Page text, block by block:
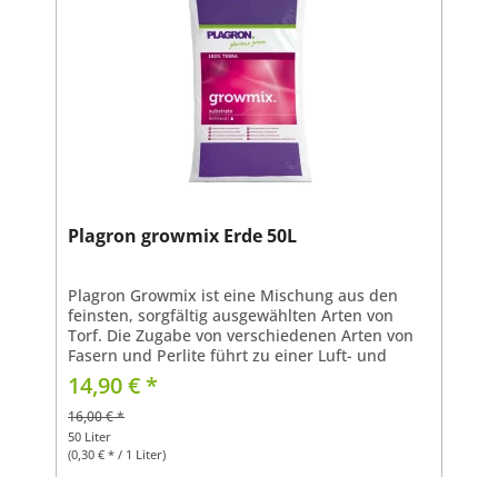
Plagron growmix Erde 50L
Plagron Growmix ist eine Mischung aus den
feinsten, sorgfältig ausgewählten Arten von
Torf. Die Zugabe von verschiedenen Arten von
Fasern und Perlite führt zu einer Luft- und
Sauerstoffniveau nur in Plagron Qualität
Substraten gefunden....
14,90 € *
16,00 € *
50 Liter
(0,30 € * / 1 Liter)